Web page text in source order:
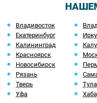
Владивосток
Екатеринбург
Калининград
Красноярск
Новосибирск
Рязань
Тверь
Тула
Уфа